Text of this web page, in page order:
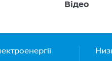
Відео